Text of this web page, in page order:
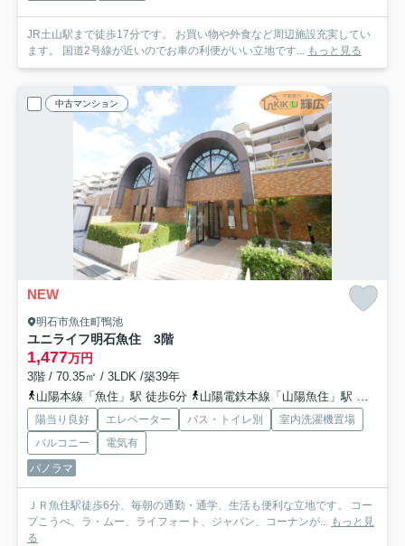
JR土山駅まで徒歩17分です。 お買い物や外食など周辺施設充実してい
ます。 国道2号線が近いのでお車の利便がいい立地です...
もっと見る
中古マンション
NEW
明石市魚住町鴨池
ユニライフ明石魚住 3階
1,477万円
3階 / 70.35㎡ / 3LDK /築39年
山陽本線「魚住」駅 徒歩6分
山陽電鉄本線「山陽魚住」駅 徒歩20分
陽当り良好 エレベーター バス・トイレ別
室内洗濯機置場
バルコニー
電気有
パノラマ
ＪＲ魚住駅徒歩6分、毎朝の通勤・通学、生活も便利な立地です。 コー
プこうべ、ラ・ムー、ライフォート、ジャパン、コーナンが...
もっと見
る